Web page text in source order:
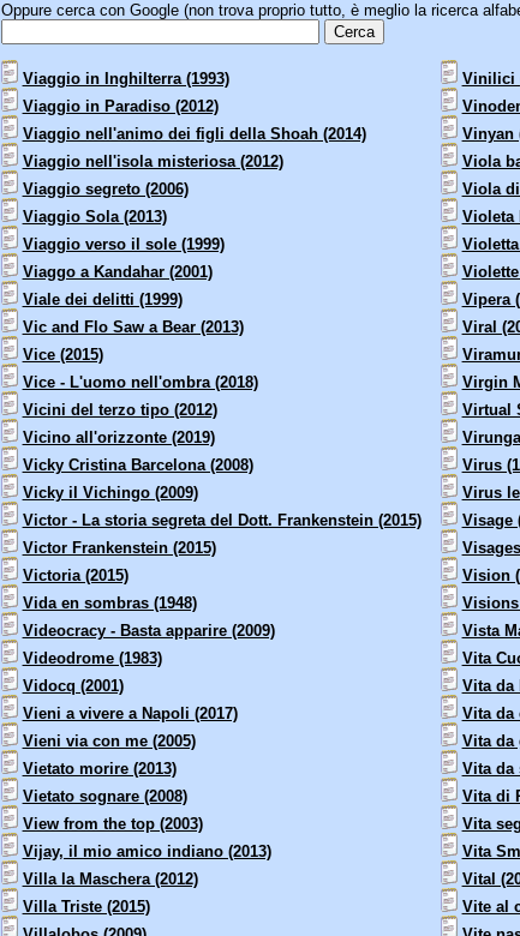
Oppure cerca con Google (non trova proprio tutto, è meglio la ricerca
Viaggio in Inghilterra (1993)
Viaggio in Paradiso (2012)
Viaggio nell'animo dei figli della Shoah (2014)
Viaggio nell'isola misteriosa (2012)
Viaggio segreto (2006)
Viaggio Sola (2013)
Viaggio verso il sole (1999)
Viaggo a Kandahar (2001)
Viale dei delitti (1999)
Vic and Flo Saw a Bear (2013)
Vice (2015)
Vice - L'uomo nell'ombra (2018)
Vicini del terzo tipo (2012)
Vicino all'orizzonte (2019)
Vicky Cristina Barcelona (2008)
Vicky il Vichingo (2009)
Victor - La storia segreta del Dott. Frankenstein (2015)
Victor Frankenstein (2015)
Victoria (2015)
Vida en sombras (1948)
Videocracy - Basta apparire (2009)
Videodrome (1983)
Vidocq (2001)
Vieni a vivere a Napoli (2017)
Vieni via con me (2005)
Vietato morire (2013)
Vietato sognare (2008)
View from the top (2003)
Vijay, il mio amico indiano (2013)
Villa la Maschera (2012)
Villa Triste (2015)
Vinilici
Vinyan
Viola
Viola di
Violeta
Violetta
Violette
Vipera
Viral
Virgin
Virtual
Virus
Virus
Visage
Vision
Visions
Vista
Vita
Vita da
Vita da
Vita da
Vita da
Vita di
Vita
Vita
Vital
Vite al